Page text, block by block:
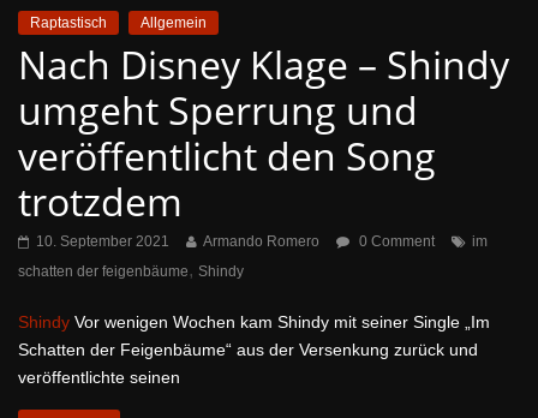
Raptastisch Allgemein
Nach Disney Klage – Shindy
umgeht Sperrung und
veröffentlicht den Song
trotzdem
10. September 2021 Armando Romero 0 Comment
im
schatten der feigenbäume, Shindy
Shindy Vor wenigen Wochen kam Shindy mit seiner Single „Im
Schatten der Feigenbäume“ aus der Versenkung zurück und
veröffentlichte seinen